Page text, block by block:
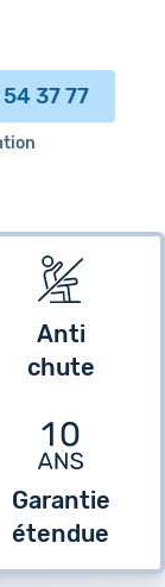
37 77
Anti
chute
Garantie
étendue